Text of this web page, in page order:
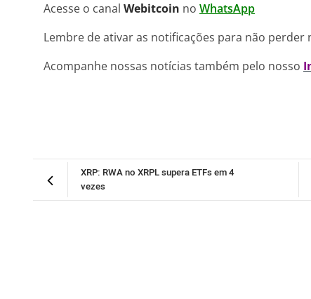
Acesse o canal Webitcoin no WhatsApp
Lembre de ativar as notificações para não perder
Acompanhe nossas notícias também pelo nosso
XRP: RWA no XRPL supera ETFs em 4
vezes